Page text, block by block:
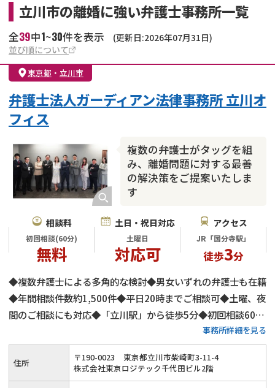
立川市の離婚に強い弁護士事務所一覧
全39中1~30件を表示
(更新日:2026年07月31日)
並び順について
東京都 ・ 立川市
複数の弁護士がタッグを組
み、離婚問題に対する最善
の解決策をご提案いたしま
す
弁護士法人ガーディアン法律事務所 立川オ
フィス
相談料
初回相談(60分)
無料
土日・祝日対応
土曜日
対応可
アクセス
JR「国分寺駅」
徒歩3分
◆複数弁護士による多角的な検討◆男女いずれの弁護士も在籍
◆年間相談件数約1,500件◆平日20時までご相談可◆土曜、夜
間のご相談にも対応◆「立川駅」から徒歩5分◆初回相談60分
無料◆弁護士費用は分割払いも可◆養育費・財産分与・慰謝料
請求も安心◆代理交渉にもご対応
事務所詳細を見る
住所 〒190-0023
東京都立川市柴崎町3-11-4
株式会社東京ロジテック千代田ビル2階